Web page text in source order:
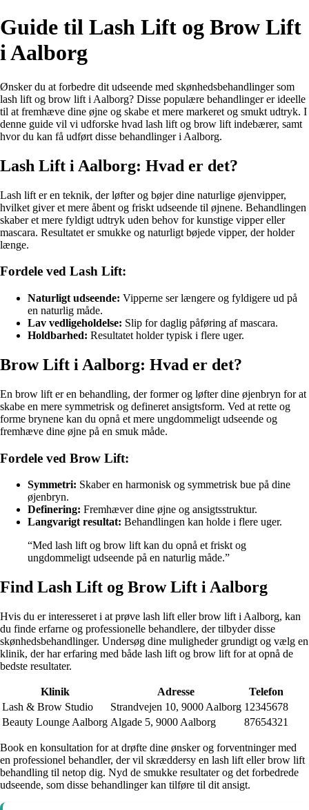
Guide til Lash Lift og Brow Lift
i Aalborg
Ønsker du at forbedre dit udseende med skønhedsbehandlinger som
lash lift og brow lift i Aalborg? Disse populære behandlinger er ideelle
til at fremhæve dine øjne og skabe et mere markeret og smukt udtryk. I
denne guide vil vi udforske hvad lash lift og brow lift indebærer, samt
hvor du kan få udført disse behandlinger i Aalborg.
Lash Lift i Aalborg: Hvad er det?
Lash lift er en teknik, der løfter og bøjer dine naturlige øjenvipper,
hvilket giver et mere åbent og friskt udseende til øjnene. Behandlingen
skaber et mere fyldigt udtryk uden behov for kunstige vipper eller
mascara. Resultatet er smukke og naturligt bøjede vipper, der holder
længe.
Fordele ved Lash Lift:
Naturligt udseende: Vipperne ser længere og fyldigere ud på
en naturlig måde.
Lav vedligeholdelse: Slip for daglig påføring af mascara.
Holdbarhed: Resultatet holder typisk i flere uger.
Brow Lift i Aalborg: Hvad er det?
En brow lift er en behandling, der former og løfter dine øjenbryn for at
skabe en mere symmetrisk og defineret ansigtsform. Ved at rette og
forme brynene kan du opnå et mere ungdommeligt udseende og
fremhæve dine øjne på en smuk måde.
Fordele ved Brow Lift:
Symmetri: Skaber en harmonisk og symmetrisk bue på dine
øjenbryn.
Definering: Fremhæver dine øjne og ansigtsstruktur.
Langvarigt resultat: Behandlingen kan holde i flere uger.
“Med lash lift og brow lift kan du opnå et friskt og
ungdommeligt udseende på en naturlig måde.”
Find Lash Lift og Brow Lift i Aalborg
Hvis du er interesseret i at prøve lash lift eller brow lift i Aalborg, kan
du finde erfarne og professionelle behandlere, der tilbyder disse
skønhedsbehandlinger. Undersøg dine muligheder grundigt og vælg en
klinik, der har erfaring med både lash lift og brow lift for at opnå de
bedste resultater.
Klinik Adresse
Telefon
Lash & Brow Studio
Strandvejen 10, 9000 Aalborg 12345678
Beauty Lounge Aalborg Algade 5, 9000 Aalborg 87654321
Book en konsultation for at drøfte dine ønsker og forventninger med
en professionel behandler, der vil skræddersy en lash lift eller brow lift
behandling til netop dig. Nyd de smukke resultater og det forbedrede
udseende, som disse behandlinger kan tilføre til dit ansigt.